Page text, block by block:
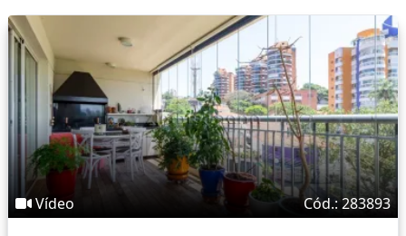
Vídeo Cód.: 283893